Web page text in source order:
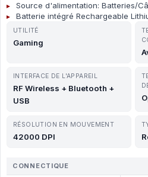
Source d'alimentation: Batteries/
Batterie intégré Rechargeable
UTILITÉ
Gaming
INTERFACE DE L'APPAREIL
RF Wireless + Bluetooth +
USB
RÉSOLUTION EN MOUVEMENT
42000 DPI
CONNECTIQUE